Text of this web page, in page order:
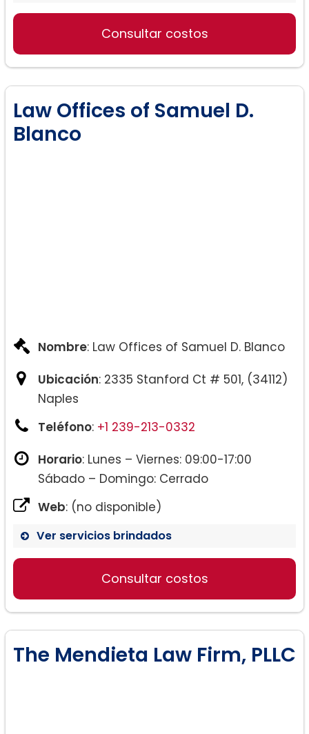
Consultar costos
Law Offices of Samuel D.
Blanco
Nombre: Law Offices of Samuel D. Blanco
Ubicación: 2335 Stanford Ct # 501, (34112)
Naples
Teléfono: +1 239-213-0332
Horario: Lunes – Viernes: 09:00-17:00
Sábado – Domingo: Cerrado
Web: (no disponible)
Ver servicios brindados
Consultar costos
The Mendieta Law Firm, PLLC